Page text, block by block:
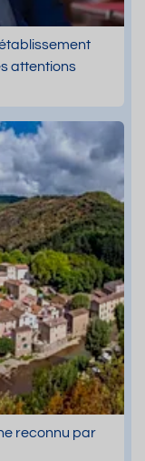
attentions
reconnu par